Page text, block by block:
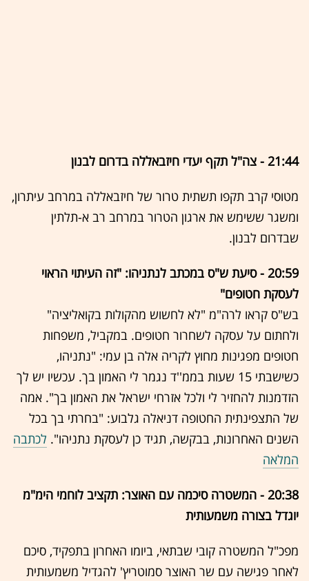
21:44 - צה"ל תקף יעדי חיזבאללה בדרום לבנון
מטוסי קרב תקפו תשתית טרור של חיזבאללה במרחב עיתרון,
ומשגר ששימש את ארגון הטרור במרחב רב א-תלתין
שבדרום לבנון.
20:59 - סיעת ש"ס במכתב לנתניהו: "זה העיתוי הראוי
לעסקת חטופים"
בש"ס קראו לרה"מ "לא לחשוש מהקולות בקואליציה"
ולחתום על עסקה לשחרור חטופים. במקביל, משפחות
חטופים מפגינות מחוץ לקריה אלה בן עמי: "נתניהו,
כשישבתי 15 שעות בממ''ד נגמר לי האמון בך. עכשיו יש לך
הזדמנות להחזיר לי ולכל אזרחי ישראל את האמון בך". אמה
של התצפינתית החטופה דניאלה גלבוע: "בחרתי בך בכל
השנים האחרונות, בבקשה, תגיד כן לעסקת נתניהו". לכתבה
המלאה
20:38 - המשטרה סיכמה עם האוצר: תקציב לוחמי הימ"מ
יוגדל בצורה משמעותית
מפכ"ל המשטרה קובי שבתאי, ביומו האחרון בתפקיד, סיכם
לאחר פגישה עם שר האוצר סמוטריץ' להגדיל משמעותית